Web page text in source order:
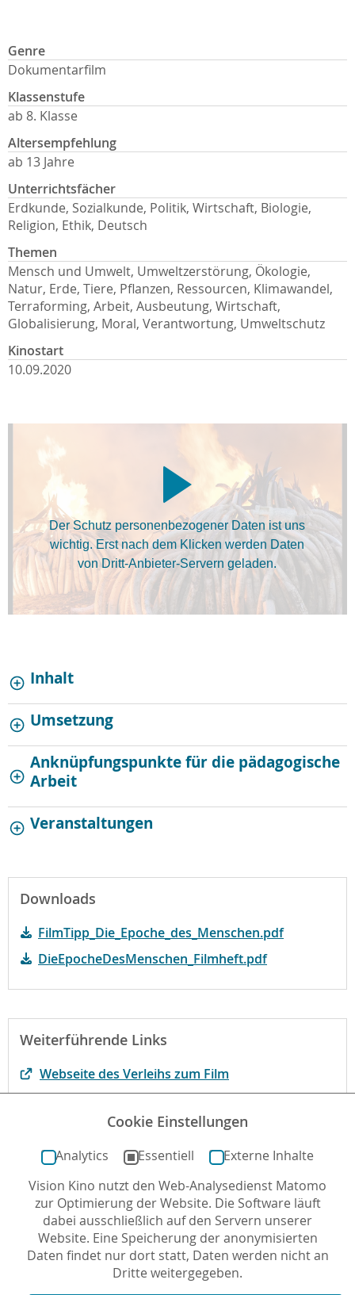
Genre
Dokumentarfilm
Klassenstufe
ab 8. Klasse
Altersempfehlung
ab 13 Jahre
Unterrichtsfächer
Erdkunde, Sozialkunde, Politik, Wirtschaft, Biologie,
Religion, Ethik, Deutsch
Themen
Mensch und Umwelt, Umweltzerstörung, Ökologie,
Natur, Erde, Tiere, Pflanzen, Ressourcen, Klimawandel,
Terraforming, Arbeit, Ausbeutung, Wirtschaft,
Globalisierung, Moral, Verantwortung, Umweltschutz
Kinostart
10.09.2020
Der Schutz personenbezogener Daten ist uns
wichtig. Erst nach dem Klicken werden Daten
von Dritt-Anbieter-Servern geladen.
Inhalt
Umsetzung
Anknüpfungspunkte für die pädagogische
Arbeit
Veranstaltungen
Downloads
FilmTipp_Die_Epoche_des_Menschen.pdf
DieEpocheDesMenschen_Filmheft.pdf
Weiterführende Links
Webseite des Verleihs zum Film
Der Film bei kinofenster.de
Autor*in: Dr. Olaf Selg , 03.08.2020 , letzte Aktualisierung:
24.06.2026
Cookie Einstellungen
Analytics Essentiell
Externe Inhalte
Vision Kino nutzt den Web-Analysedienst Matomo
zur Optimierung der Website. Die Software läuft
dabei ausschließlich auf den Servern unserer
Website. Eine Speicherung der anonymisierten
Daten findet nur dort statt, Daten werden nicht an
Dritte weitergegeben.